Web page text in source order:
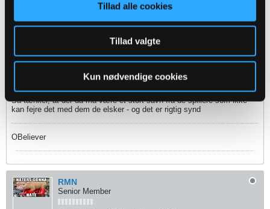
Tillad alle cookies
Tillad valgte
Kun nødvendige cookies
Jeg er helt enig i, at den nedsættende betydning må være svært for
de homoseksuelle mænd. For mit vedkommende, vil det aldrig blive
Ja, som jeg kunne forstå på interviewet, så skulle der være en
håndfuld spillere som er homoseksuelle. Men det var selvfølgelig ikke
noget hun kunne sige mere konkret.
Vi ser jo spillere som fejre sejre med deres kærester, koner og børn.
Så tænker, at der da må være et stort savn fra de spillere som ikke
kan fejre det med dem de elsker - og det er rigtig synd
OBeliever
RMN
Senior Member